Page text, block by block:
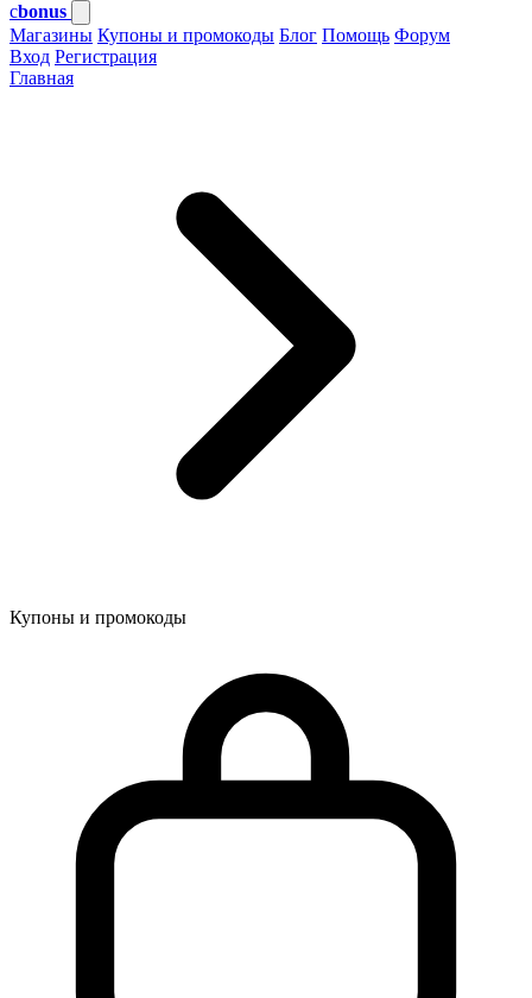
cbonus
Магазины Купоны и промокоды Блог Помощь Форум
Вход Регистрация
Главная
Купоны и промокоды